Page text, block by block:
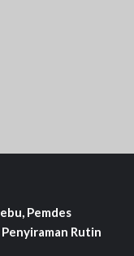
Pemdes
Rutin